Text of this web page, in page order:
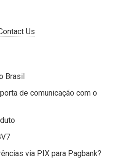
Us
Brasil
de comunicação com o
via PIX para Pagbank?